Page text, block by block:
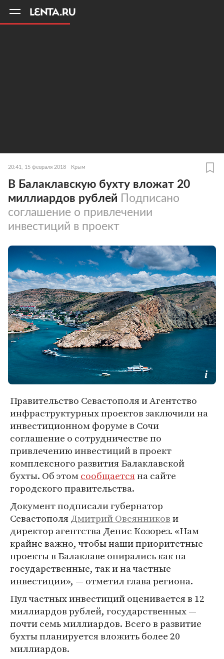
20:41, 15 февраля 2018 Крым
В Балаклавскую бухту вложат 20
миллиардов рублей Подписано
соглашение о привлечении
инвестиций в проект
Правительство Севастополя и Агентство
инфраструктурных проектов заключили на
инвестиционном форуме в Сочи
соглашение о сотрудничестве по
привлечению инвестиций в проект
комплексного развития Балаклавской
бухты. Об этомсообщаетсяна сайте
городского правительства.
Документ подписали губернатор
СевастополяДмитрий Овсянникови
директор агентства Денис Козорез. «Нам
крайне важно, чтобы наши приоритетные
проекты в Балаклаве опирались как на
государственные, так и на частные
инвестиции», — отметил глава региона.
Пул частных инвестиций оценивается в 12
миллиардов рублей, государственных —
почти семь миллиардов. Всего в развитие
бухты планируется вложить более 20
миллиардов.